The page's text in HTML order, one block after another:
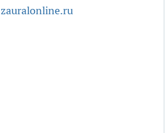
zauralonline.ru